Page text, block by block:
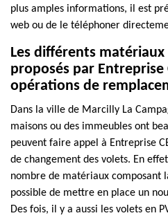
plus amples informations, il est
web ou de le téléphoner
Les différents
proposés par Entreprise
opérations de
Dans la ville de Marcilly La
maisons ou des immeubles ont
peuvent faire appel à Entreprise
de changement des volets. En
nombre de matériaux composant
possible de mettre en place un
Des fois, il y a aussi les volets en